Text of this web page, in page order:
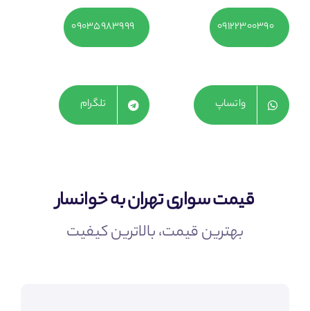
09122300390 ۰۹۰۳۵۹۸۳۹۹۹
واتساپ تلگرام
قیمت سواری تهران به خوانسار
بهترین قیمت، بالاترین کیفیت